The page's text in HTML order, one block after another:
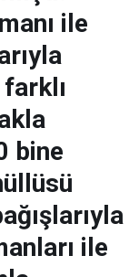
ile
bine
ile